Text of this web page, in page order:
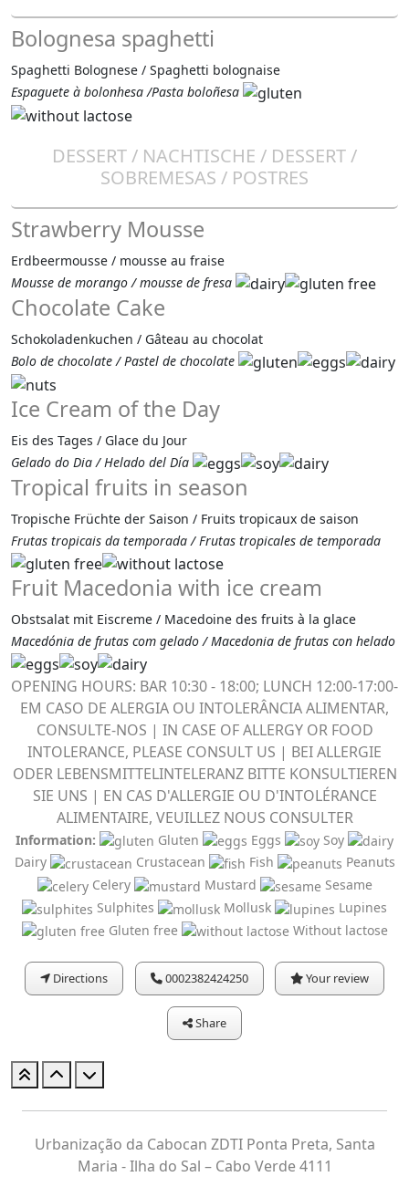
Bolognesa spaghetti
Spaghetti Bolognese / Spaghetti bolognaise
Espaguete à bolonhesa /Pasta boloñesa
DESSERT / NACHTISCHE / DESSERT /
SOBREMESAS / POSTRES
Strawberry Mousse
Erdbeermousse / mousse au fraise
Mousse de morango / mousse de fresa
Chocolate Cake
Schokoladenkuchen / Gâteau au chocolat
Bolo de chocolate / Pastel de chocolate
Ice Cream of the Day
Eis des Tages / Glace du Jour
Gelado do Dia / Helado del Día
Tropical fruits in season
Tropische Früchte der Saison / Fruits tropicaux de saison
Frutas tropicais da temporada / Frutas tropicales de temporada
Fruit Macedonia with ice cream
Obstsalat mit Eiscreme / Macedoine des fruits à la glace
Macedónia de frutas com gelado / Macedonia de frutas con helado
OPENING HOURS: BAR 10:30 - 18:00; LUNCH 12:00-17:00-
EM CASO DE ALERGIA OU INTOLERÂNCIA ALIMENTAR,
CONSULTE-NOS | IN CASE OF ALLERGY OR FOOD
INTOLERANCE, PLEASE CONSULT US | BEI ALLERGIE
ODER LEBENSMITTELINTELERANZ BITTE KONSULTIEREN
SIE UNS | EN CAS D'ALLERGIE OU D'INTOLÉRANCE
ALIMENTAIRE, VEUILLEZ NOUS CONSULTER
Information: Gluten Eggs
Soy
Dairy
Crustacean Fish
Peanuts
Celery
Mustard
Sesame
Sulphites
Mollusk
Lupines
Gluten free
Without lactose
Directions 0002382424250 Your review
Share
Urbanização da Cabocan ZDTI Ponta Preta, Santa
Maria - Ilha do Sal – Cabo Verde 4111